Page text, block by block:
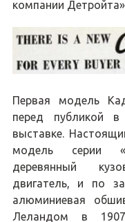
компании
Первая модель
перед публикой
выставке.
модель серии
деревянный
двигатель, и по
алюминиевая
Леландом в